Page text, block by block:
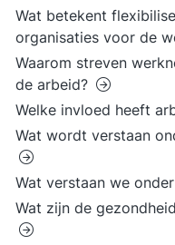
Wat betekent
organisaties voor de
Waarom streven
de arbeid?
Welke invloed heeft
Wat wordt verstaan
Wat verstaan we
Wat zijn de